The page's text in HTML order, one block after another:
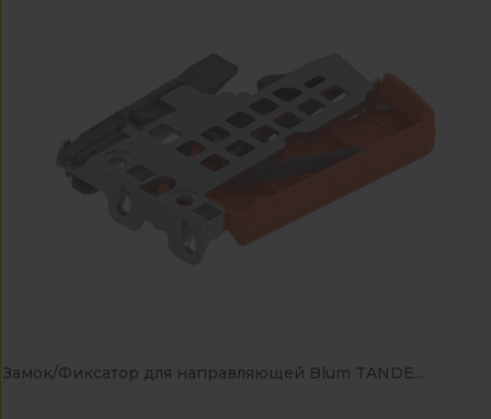
Замок/Фиксатор для направляющей Blum TANDE...